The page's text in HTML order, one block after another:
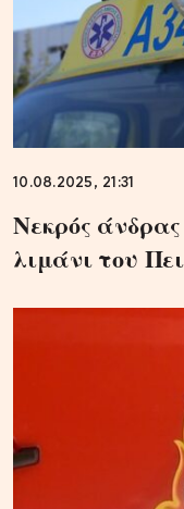
10.08.2025, 21:31
Νεκρός
λιμάνι του